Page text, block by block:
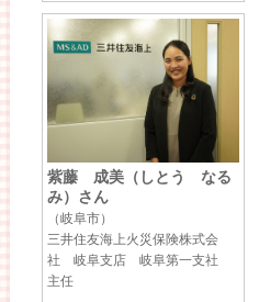
紫藤 成美（しとう なる
み）さん
（岐阜市）
三井住友海上火災保険株式会
社 岐阜支店 岐阜第一支社
主任